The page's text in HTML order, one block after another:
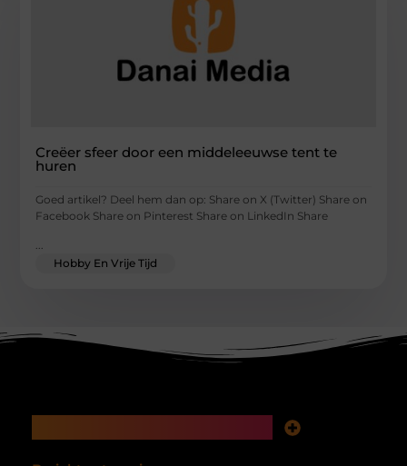
Creëer sfeer door een middeleeuwse tent te
huren
Goed artikel? Deel hem dan op: Share on X (Twitter) Share on
Facebook Share on Pinterest Share on LinkedIn Share
...
Hobby En Vrije Tijd